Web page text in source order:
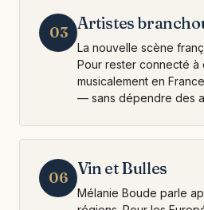
03 Artistes
La nouvelle scène
Pour rester connecté à
musicalement en
— sans dépendre des
06 Vin et Bulles
Mélanie Boude parle